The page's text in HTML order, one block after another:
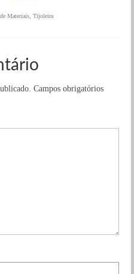
Materiais Tijoleira
Campos obrigatórios